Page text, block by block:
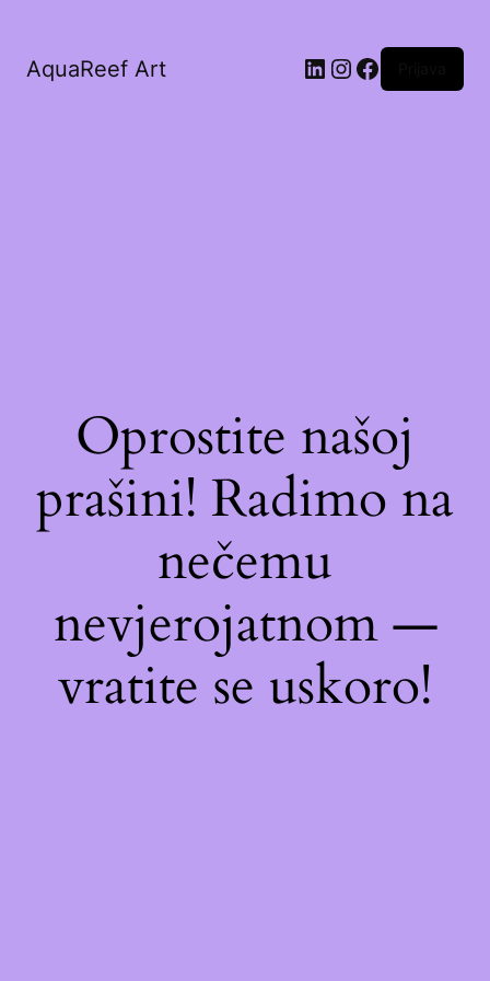
AquaReef Art
Oprostite našoj
prašini! Radimo na
nečemu
nevjerojatnom —
vratite se uskoro!